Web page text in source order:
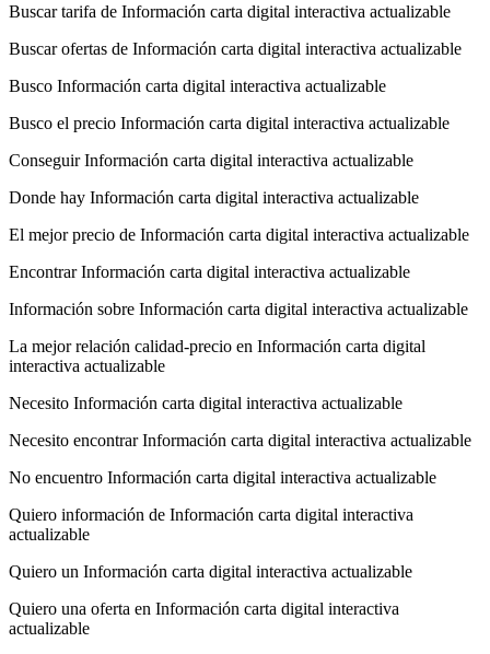
Buscar tarifa de Información carta digital interactiva actualizable
Buscar ofertas de Información carta digital interactiva actualizable
Busco Información carta digital interactiva actualizable
Busco el precio Información carta digital interactiva actualizable
Conseguir Información carta digital interactiva actualizable
Donde hay Información carta digital interactiva actualizable
El mejor precio de Información carta digital interactiva actualizable
Encontrar Información carta digital interactiva actualizable
Información sobre Información carta digital interactiva actualizable
La mejor relación calidad-precio en Información carta digital
interactiva actualizable
Necesito Información carta digital interactiva actualizable
Necesito encontrar Información carta digital interactiva actualizable
No encuentro Información carta digital interactiva actualizable
Quiero información de Información carta digital interactiva
actualizable
Quiero un Información carta digital interactiva actualizable
Quiero una oferta en Información carta digital interactiva
actualizable